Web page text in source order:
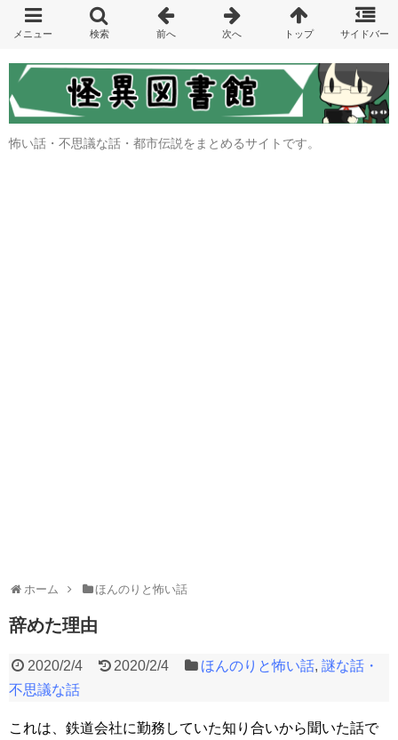
怖い話・不思議な話・都市伝説をまとめるサイトです。
ホーム ほんのりと怖い話
辞めた理由
2020/2/4 2020/2/4 ほんのりと怖い話,謎な話・
不思議な話
これは、鉄道会社に勤務していた知り合いから聞いた話で